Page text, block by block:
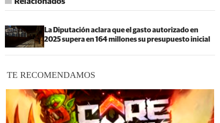
La Diputación aclara que el gasto autorizado en
2025 supera en 164 millones su presupuesto inicial
TE RECOMENDAMOS